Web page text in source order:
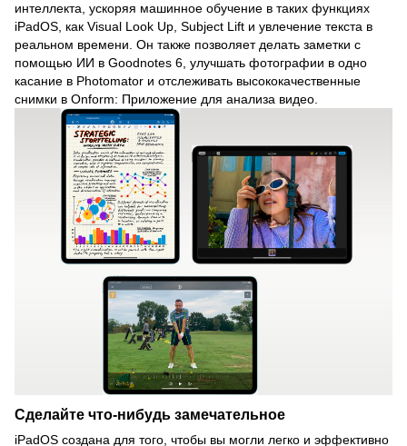
интеллекта, ускоряя машинное обучение в таких функциях
iPadOS, как Visual Look Up, Subject Lift и увлечение текста в
реальном времени. Он также позволяет делать заметки с
помощью ИИ в Goodnotes 6, улучшать фотографии в одно
касание в Photomator и отслеживать высококачественные
снимки в Onform: Приложение для анализа видео.
Сделайте что-нибудь замечательное
iPadOS создана для того, чтобы вы могли легко и эффективно